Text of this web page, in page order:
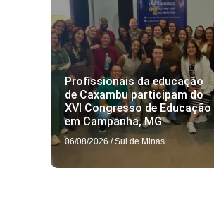
Profissionais da educação
de Caxambu participam do
XVI Congresso de Educação
em Campanha, MG
06/08/2026 / Sul de Minas